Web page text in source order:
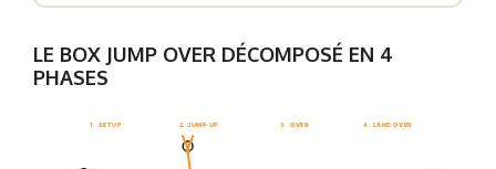
LE BOX JUMP OVER DÉCOMPOSÉ EN 4
PHASES
1. SETUP 2. JUMP UP 3. OVER 4. LAND OVER